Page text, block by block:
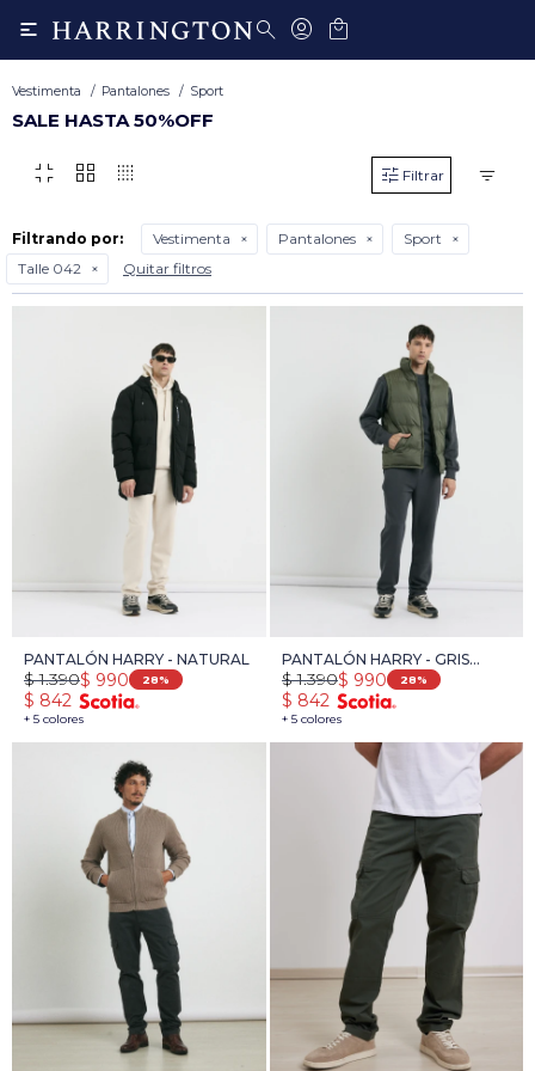

Vestimenta Pantalones Sport
SALE HASTA 50%OFF
fullscreen_exit grid_view transition_dissolve
Filtrando por: Vestimenta Pantalones
Sport
Talle 042
Quitar filtros
PANTALÓN HARRY - NATURAL
+ 5 colores
$ 990
$ 1.390 28
$ 842
PANTALÓN HARRY - GRIS
OSCURO
+ 5 colores
$ 990
$ 1.390 28
$ 842